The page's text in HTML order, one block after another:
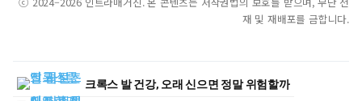
재 및 재배포를 금합니다.
크록스 발 건강, 오래 신으면 정말 위험할까